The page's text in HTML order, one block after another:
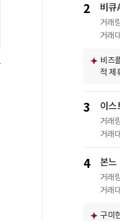
2 비큐
거래
거래
비즈
적 제
3 이스
거래
거래
4 본느
거래
거래
구미